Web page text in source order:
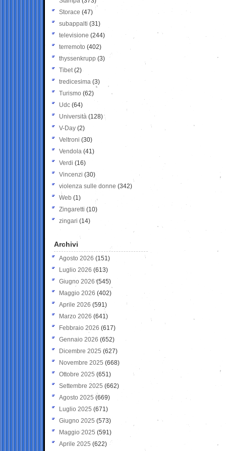
Storace (47)
subappalti (31)
televisione(244)
terremoto (402)
thyssenkrupp (3)
Tibet(2)
tredicesima (3)
Turismo (62)
Udc (64)
Università (128)
V-Day (2)
Veltroni (30)
Vendola (41)
Verdi (16)
Vincenzi (30)
violenza sulle donne (342)
Web (1)
Zingaretti (10)
zingari (14)
Archivi
Agosto 2026 (151)
Luglio 2026 (613)
Giugno 2026 (545)
Maggio 2026 (402)
Aprile 2026 (591)
Marzo 2026 (641)
Febbraio 2026 (617)
Gennaio 2026 (652)
Dicembre 2025 (627)
Novembre 2025 (668)
Ottobre 2025 (651)
Settembre 2025 (662)
Agosto 2025 (669)
Luglio 2025 (671)
Giugno 2025 (573)
Maggio 2025 (591)
Aprile 2025 (622)